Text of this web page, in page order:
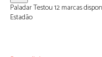
Paladar Testou 12 marcas
Estadão